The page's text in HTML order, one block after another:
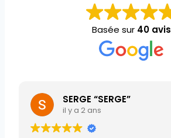
Basée sur 40 avis
SERGE “SERGE”
il y a 2 ans